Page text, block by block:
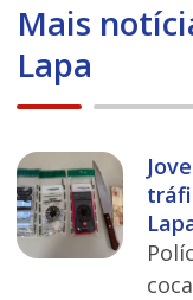
Mais
Lapa